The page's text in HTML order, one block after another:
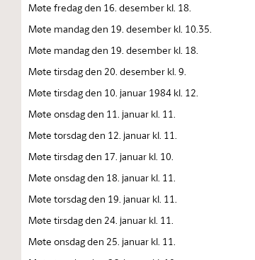
Møte fredag den 16. desember kl. 18.
Møte mandag den 19. desember kl. 10.35.
Møte mandag den 19. desember kl. 18.
Møte tirsdag den 20. desember kl. 9.
Møte tirsdag den 10. januar 1984 kl. 12.
Møte onsdag den 11. januar kl. 11.
Møte torsdag den 12. januar kl. 11.
Møte tirsdag den 17. januar kl. 10.
Møte onsdag den 18. januar kl. 11.
Møte torsdag den 19. januar kl. 11.
Møte tirsdag den 24. januar kl. 11.
Møte onsdag den 25. januar kl. 11.